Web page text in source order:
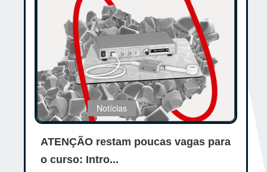
Notícias
ATENÇÃO restam poucas vagas para
o curso: Intro...